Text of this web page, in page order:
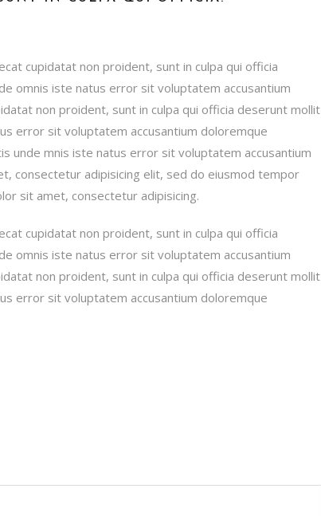
cupidatat non proident, sunt in culpa qui officia
omnis iste natus error sit voluptatem accusantium
non proident, sunt in culpa qui officia deserunt mollit
error sit voluptatem accusantium doloremque
unde mnis iste natus error sit voluptatem accusantium
consectetur adipisicing elit, sed do eiusmod tempor
sit amet, consectetur adipisicing.
cupidatat non proident, sunt in culpa qui officia
omnis iste natus error sit voluptatem accusantium
non proident, sunt in culpa qui officia deserunt mollit
error sit voluptatem accusantium doloremque